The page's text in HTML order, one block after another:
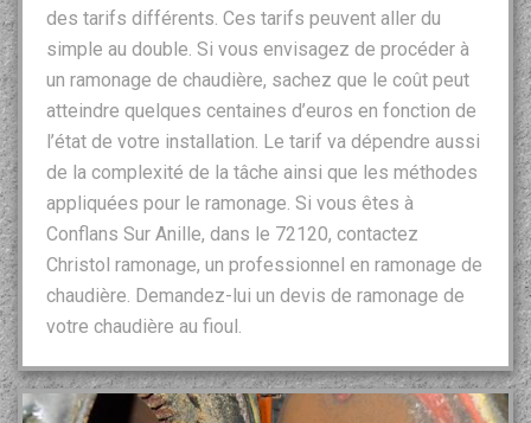
des tarifs différents. Ces tarifs peuvent aller du
simple au double. Si vous envisagez de procéder à
un ramonage de chaudière, sachez que le coût peut
atteindre quelques centaines d’euros en fonction de
l’état de votre installation. Le tarif va dépendre aussi
de la complexité de la tâche ainsi que les méthodes
appliquées pour le ramonage. Si vous êtes à
Conflans Sur Anille, dans le 72120, contactez
Christol ramonage, un professionnel en ramonage de
chaudière. Demandez-lui un devis de ramonage de
votre chaudière au fioul.